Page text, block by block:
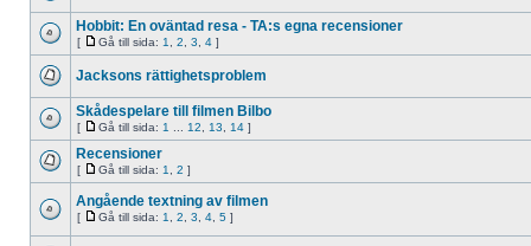
Hobbit: En oväntad resa - TA:s egna recensioner
[ Gå till sida: 1 2 3 4 ]
Jacksons rättighetsproblem
Skådespelare till filmen Bilbo
[ Gå till sida: 1 12 13 14 ]
Recensioner
[ Gå till sida: 1 2 ]
Angående textning av filmen
[ Gå till sida: 1 2 3 4 5 ]